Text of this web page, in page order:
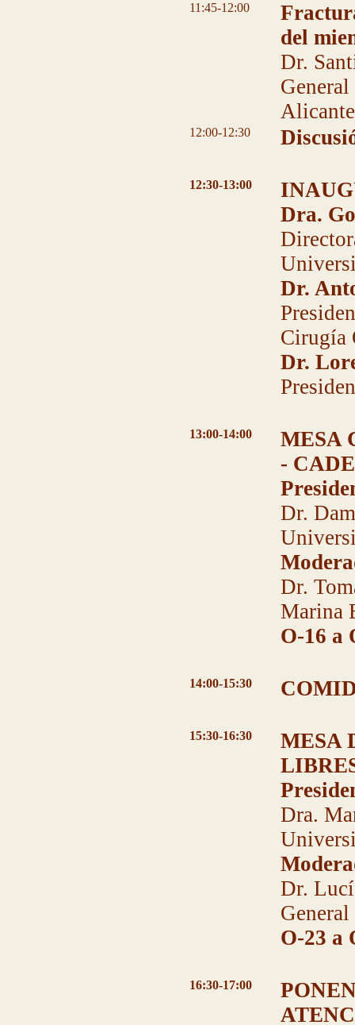
11:45-12:00
del
Dr.
Alicante
12:00-12:30
12:30-13:00
Dra.
Dr.
Cirugía
Dr.
13:00-14:00
MESA
-
Dr.
Dr.
Marina
O-16 a
14:00-15:30
15:30-16:30
MESA
Dra.
Dr.
O-23 a
16:30-17:00